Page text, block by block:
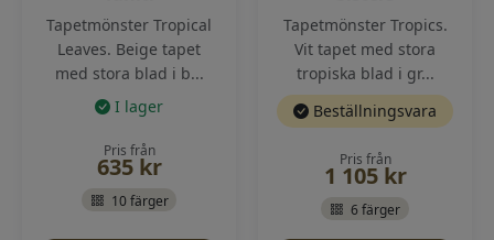
Tapetmönster Tropical
Leaves. Beige tapet
med stora blad i b...
I lager
Pris från
635 kr
10 färger
Tapetmönster Tropics.
Vit tapet med stora
tropiska blad i gr...
Beställningsvara
Pris från
1 105 kr
6 färger